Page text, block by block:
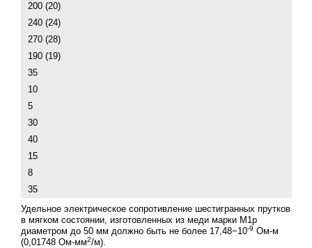
200 (20)
240 (24)
270 (28)
190 (19)
35
10
5
30
40
15
8
35
Удельное электрическое сопротивление шестигранных прутков
в мяг­ком состоя­нии, изготовленных из меди марки М1р
диаметром до 50 мм должно быть не более 17,48−10-9 Ом-м
(0,01748 Ом-мм2/м).